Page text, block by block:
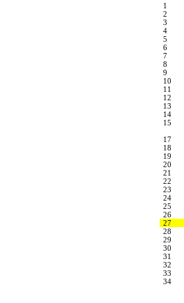
1
2
3
4
5
6
7
8
9
10
11
12
13
14
15
17
18
19
20
21
22
23
24
25
26
27
28
29
30
31
32
33
34